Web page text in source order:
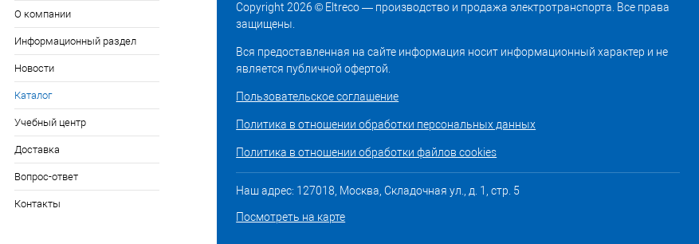
О компании
Информационный раздел
Новости
Каталог
Учебный центр
Доставка
Вопрос-ответ
Контакты
Copyright 2026 © Eltreco — производство и продажа электротранспорта. Все права
защищены.
Вся предоставленная на сайте информация носит информационный характер и не
является публичной офертой.
Пользовательское соглашение
Политика в отношении обработки персональных данных
Политика в отношении обработки файлов cookies
Наш адрес: 127018, Москва, Складочная ул., д. 1, стр. 5
Посмотреть на карте